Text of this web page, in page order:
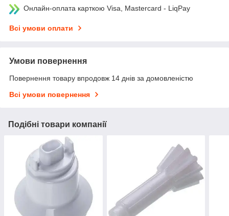
Онлайн-оплата карткою Visa, Mastercard - LiqPay
Всі умови оплати
Умови повернення
Повернення товару впродовж 14 днів за домовленістю
Всі умови повернення
Подібні товари компанії